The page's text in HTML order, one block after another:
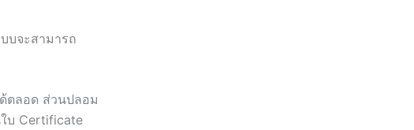
บจะสามารถ
ตลอด ส่วนปลอม
บ Certificate